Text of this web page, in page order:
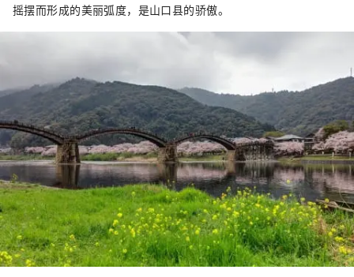
摇摆而形成的美丽弧度，是山口县的骄傲。